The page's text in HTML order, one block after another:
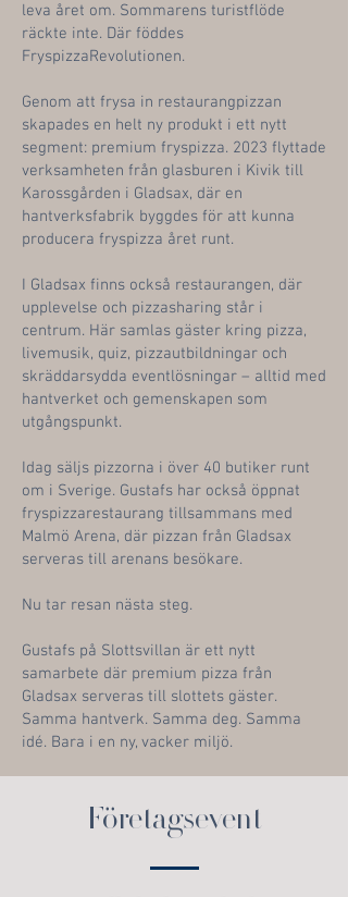
leva året om. Sommarens turistflöde
räckte inte. Där föddes
FryspizzaRevolutionen.
Genom att frysa in restaurangpizzan
skapades en helt ny produkt i ett nytt
segment: premium fryspizza. 2023 flyttade
verksamheten från glasburen i Kivik till
Karossgården i Gladsax, där en
hantverksfabrik byggdes för att kunna
producera fryspizza året runt.
I Gladsax finns också restaurangen, där
upplevelse och pizzasharing står i
centrum. Här samlas gäster kring pizza,
livemusik, quiz, pizzautbildningar och
skräddarsydda eventlösningar – alltid med
hantverket och gemenskapen som
utgångspunkt.
Idag säljs pizzorna i över 40 butiker runt
om i Sverige. Gustafs har också öppnat
fryspizzarestaurang tillsammans med
Malmö Arena, där pizzan från Gladsax
serveras till arenans besökare.
Nu tar resan nästa steg.
Gustafs på Slottsvillan är ett nytt
samarbete där premium pizza från
Gladsax serveras till slottets gäster.
Samma hantverk. Samma deg. Samma
idé. Bara i en ny, vacker miljö.
Företagsevent